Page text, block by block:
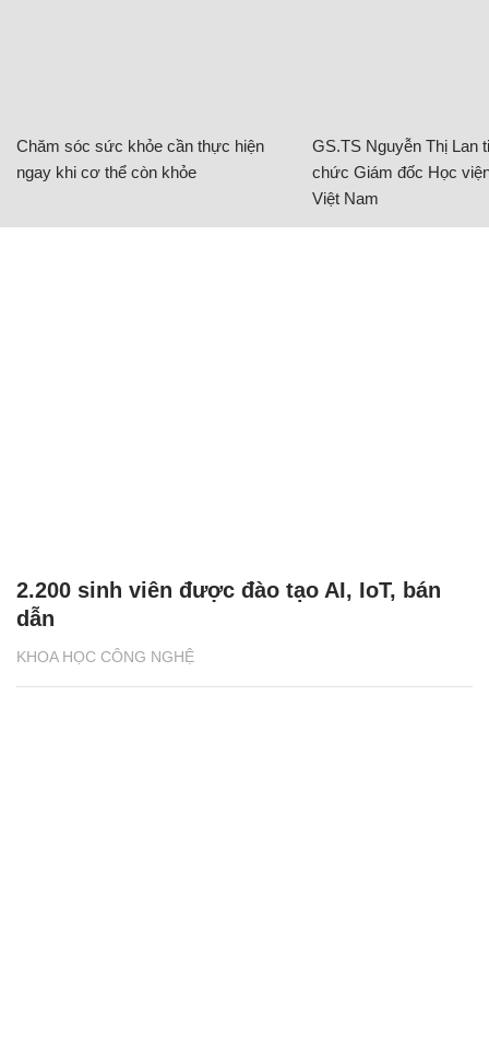
Chăm sóc sức khỏe cần thực hiện
ngay khi cơ thể còn khỏe
GS.TS Nguyễn Thị Lan
chức Giám đốc Học
Việt Nam
KHOA HỌC CÔNG NGHỆ
2.200 sinh viên được đào tạo AI, IoT, bán
dẫn